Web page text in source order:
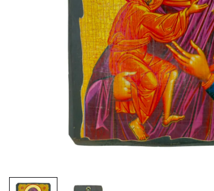
MÉDAILLES JÉSUS
MÉDAILLE SAINTS
MÉDAILLES ENFANTS
EX-VOTOS ET COEURS SACRÉS
BOUGIES ET CIERGES
CUSTODES ET PYXIDES